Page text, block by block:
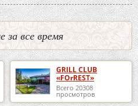
за все время
GRILL CLUB
«FOrREST»
Всего 20308
просмотров